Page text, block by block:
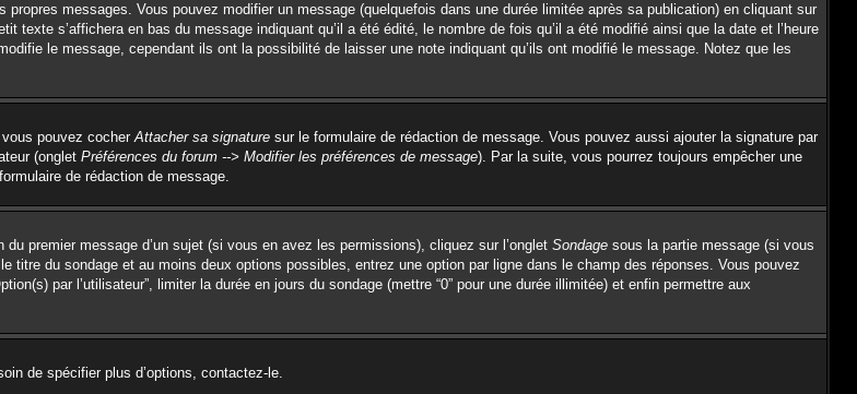
messages. Vous pouvez modifier un message (quelquefois dans une durée limitée après sa publication) en cliquant sur
texte s’affichera en bas du message indiquant qu’il a été édité, le nombre de fois qu’il a été modifié ainsi que la date et l’heure
le message, cependant ils ont la possibilité de laisser une note indiquant qu’ils ont modifié le message. Notez que les
vous pouvez cocherAttacher sa signature sur le formulaire de rédaction de message. Vous pouvez aussi ajouter la signature par
(onglet Préférences du forum --> Modifier les préférences de message). Par la suite, vous pourrez toujours empêcher une
de rédaction de message.
premier message d’un sujet (si vous en avez les permissions), cliquez sur l’onglet Sondage sous la partie message (si vous
titre du sondage et au moins deux options possibles, entrez une option par ligne dans le champ des réponses. Vous pouvez
par l’utilisateur”, limiter la durée en jours du sondage (mettre “0” pour une durée illimitée) et enfin permettre aux
de spécifier plus d’options, contactez-le.